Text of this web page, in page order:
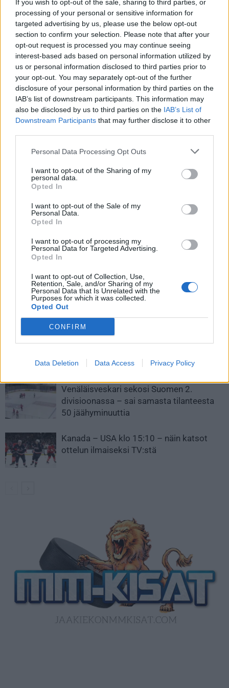
If you wish to opt-out of the sale, sharing to third parties, or
processing of your personal or sensitive information for
targeted advertising by us, please use the below opt-out
section to confirm your selection. Please note that after your
opt-out request is processed you may continue seeing
interest-based ads based on personal information utilized by
us or personal information disclosed to third parties prior to
your opt-out. You may separately opt-out of the further
disclosure of your personal information by third parties on the
IAB’s list of downstream participants. This information may
also be disclosed by us to third parties on the IAB’s List of
Downstream Participants that may further disclose it to other
Personal Data Processing Opt Outs
I want to opt-out of the Sharing of my
personal data.
Opted In
I want to opt-out of the Sale of my
Personal Data.
Opted In
I want to opt-out of processing my
Personal Data for Targeted Advertising.
Opted In
I want to opt-out of Collection, Use,
Retention, Sale, and/or Sharing of my
Personal Data that Is Unrelated with the
Purposes for which it was collected.
Opted Out
CONFIRM
Data Deletion Data Access Privacy Policy
Jos video ei näy laitteellasi voit katsoa sen suoraan
Youtubesta.
Edellinen artikkeli
osuman – malttia viimeiseen
asti ja kiekko aivan ylähyllylle
muutoksia Karjala-turnauksen
LIITTYVÄT ARTIKKELIT
kaukaloon
Venäläisveskari sekosi Suomen 2.
divisioonassa – sai samasta tilanteesta
50 jäähyminuuttia
Kanada – USA klo 15:10 – näin katsot
ottelun ilmaiseksi TV:stä